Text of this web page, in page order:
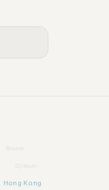
Brunei
Djibouti
Hong Kong